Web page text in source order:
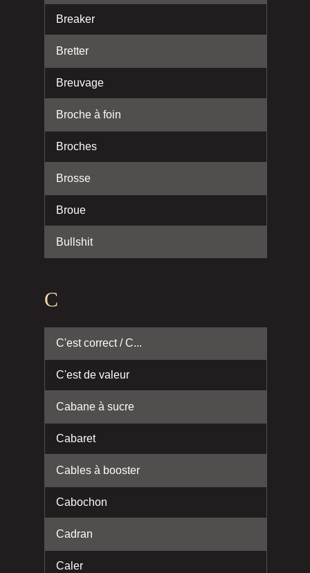
Breaker
Bretter
Breuvage
Broche à foin
Broches
Brosse
Broue
Bullshit
C
C'est correct / C...
C'est de valeur
Cabane à sucre
Cabaret
Cables à booster
Cabochon
Cadran
Caler